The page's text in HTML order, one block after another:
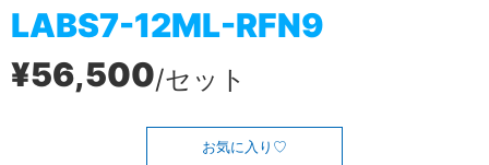
LABS7-12ML-RFN9
¥56,500/セット
お気に入り